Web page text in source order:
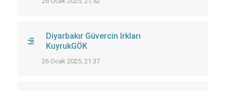
Diyarbakır Güvercin Irkları
KuyrukGÖK
26 Ocak 2025, 21:37